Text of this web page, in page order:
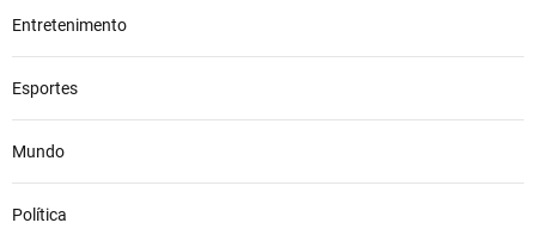
Entretenimento
Esportes
Mundo
Política